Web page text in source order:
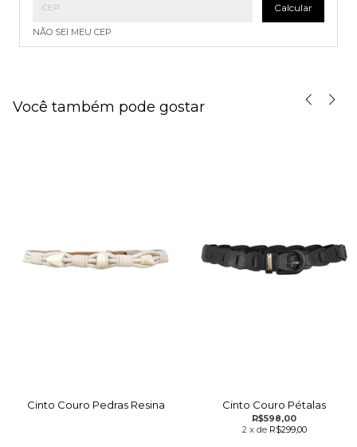
Calcular
NÃO SEI MEU CEP
Você também pode gostar
Cinto Couro Pedras Resina Cinto Couro Pétalas
R$598,00
2 x de R$299,00